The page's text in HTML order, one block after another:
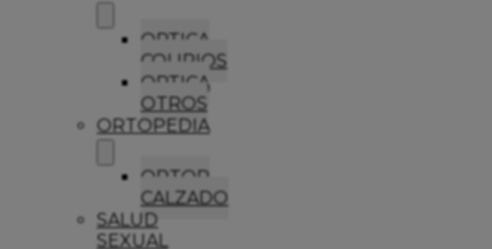
OPTICA
COLIRIOS
OPTICA
OTROS
ORTOPEDIA
ORTOP
CALZADO
SALUD
SEXUAL